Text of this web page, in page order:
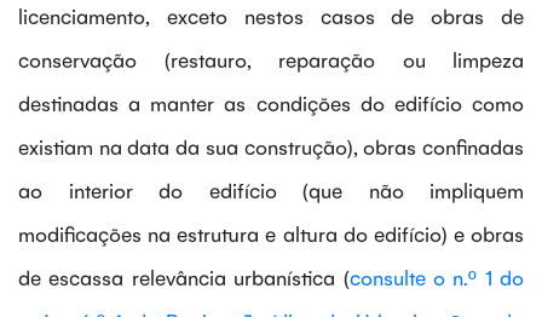
licenciamento, exceto nestos casos de obras de
conservação (restauro, reparação ou limpeza
destinadas a manter as condições do edifício como
existiam na data da sua construção), obras confinadas
ao interior do edifício (que não impliquem
modificações na estrutura e altura do edifício) e obras
de escassa relevância urbanística (consulte o n.º 1 do